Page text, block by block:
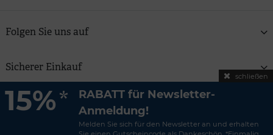
Folgen Sie uns auf
Sicherer Einkauf
Copyright © 2026 Lofty Zweitfrisuren GmbH | Alle Preise
verstehen sich inkl. MwSt und zzgl.
15%*
RABATT für Newsletter-
Anmeldung!
Melden Sie sich für den Newsletter an und erhalten
schließen